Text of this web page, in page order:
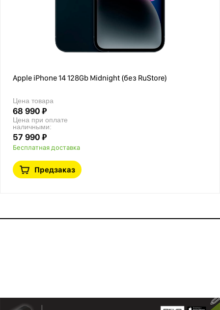
Apple iPhone 14 128Gb Midnight (без RuStore)
Цена товара
68 990 ₽
Цена при оплате
наличными:
57 990 ₽
Бесплатная доставка
Предзаказ